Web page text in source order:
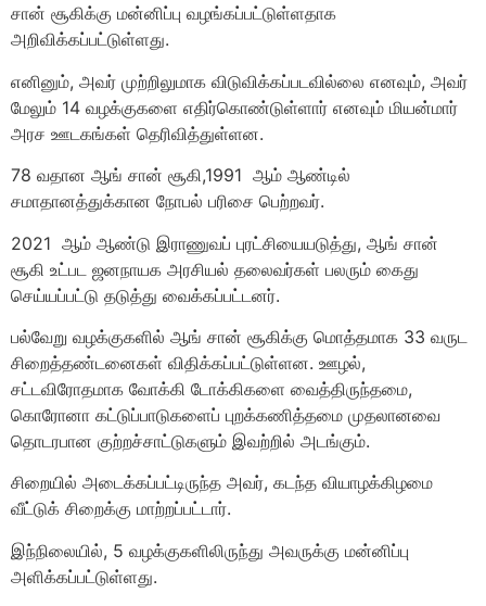
சான் சூகிக்கு மன்னிப்பு வழங்கப்பட்டுள்ளதாக
அறிவிக்கப்பட்டுள்ளது.
எனினும், அவர் முற்றிலுமாக விடுவிக்கப்படவில்லை எனவும், அவர்
மேலும் 14 வழக்குகளை எதிர்கொண்டுள்ளார் எனவும் மியன்மார்
அரச ஊடகங்கள் தெரிவித்துள்ளன.
78 வதான ஆங் சான் சூகி,1991 ஆம் ஆண்டில்
சமாதானத்துக்கான நோபல் பரிசை பெற்றவர்.
2021 ஆம் ஆண்டு இராணுவப் புரட்சியையடுத்து, ஆங் சான்
சூகி உட்பட ஜனநாயக அரசியல் தலைவர்கள் பலரும் கைது
செய்யப்பட்டு தடுத்து வைக்கப்பட்டனர்.
பல்வேறு வழக்குகளில் ஆங் சான் சூகிக்கு மொத்தமாக 33 வருட
சிறைத்தண்டனைகள் விதிக்கப்பட்டுள்ளன. ஊழல்,
சட்டவிரோதமாக வோக்கி டோக்கிகளை வைத்திருந்தமை,
கொரோனா கட்டுப்பாடுகளைப் புறக்கணித்தமை முதலானவை
தொடரபான குற்றச்சாட்டுகளும் இவற்றில் அடங்கும்.
சிறையில் அடைக்கப்பட்டிருந்த அவர், கடந்த வியாழக்கிழமை
வீட்டுக் சிறைக்கு மாற்றப்பட்டார்.
இந்நிலையில், 5 வழக்குகளிலிருந்து அவருக்கு மன்னிப்பு
அளிக்கப்பட்டுள்ளது.